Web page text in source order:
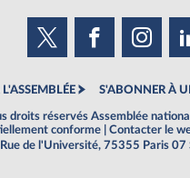
S'ABONNER À
droits réservés Assemblée
conforme Contacter le
de l'Université, 75355 Paris